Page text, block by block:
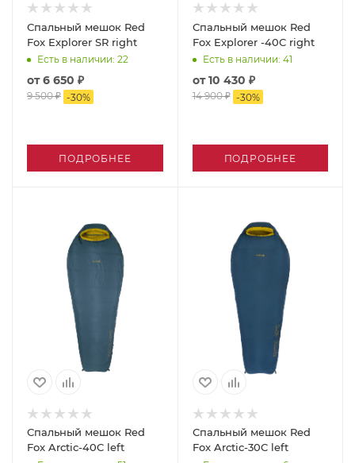
Спальный мешок Red
Fox Explorer SR right
Есть в наличии: 22
от6 650 ₽
9 500 ₽ -30%
ПОДРОБНЕЕ
Спальный мешок Red
Fox Explorer -40C right
Есть в наличии: 41
от10 430 ₽
14 900 ₽ -30%
ПОДРОБНЕЕ
Спальный мешок Red
Fox Arctic-40C left
Спальный мешок Red
Fox Arctic-30C left